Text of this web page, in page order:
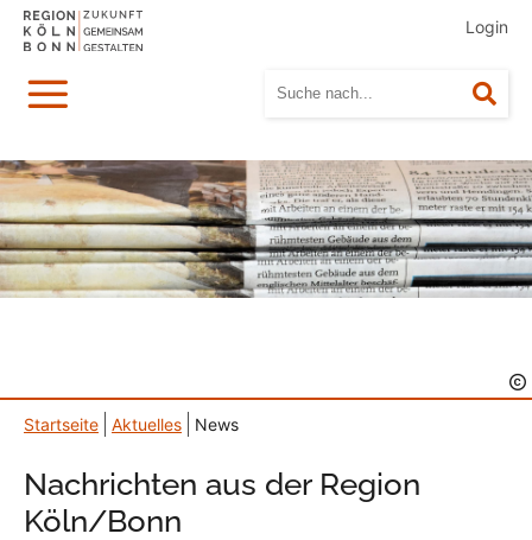
Login
Menü
Startseite Aktuelles News
Nachrichten aus der Region
Köln/Bonn